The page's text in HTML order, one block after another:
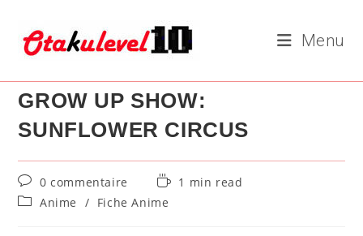
content
Menu
GROW UP SHOW:
SUNFLOWER CIRCUS
Commentaires
de
la
0 commentaire
Temps
lecture :
1 min read
PostAnime / Fiche Anime